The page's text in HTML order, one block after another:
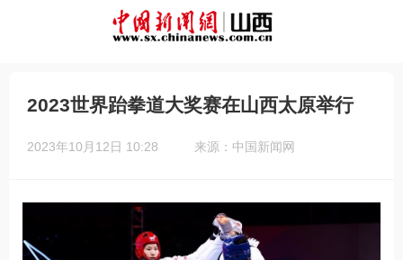
2023世界跆拳道大奖赛在山西太原举行
2023年10月12日 10:28 来源：中国新闻网